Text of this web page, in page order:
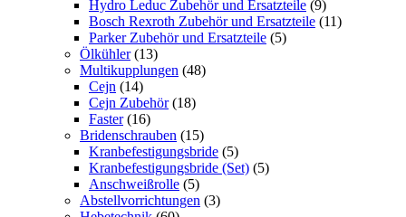
Hydro Leduc Zubehör und Ersatzteile (9)
Bosch Rexroth Zubehör und Ersatzteile (11)
Parker Zubehör und Ersatzteile (5)
Ölkühler (13)
Multikupplungen (48)
Cejn (14)
Cejn Zubehör (18)
Faster (16)
Bridenschrauben (15)
Kranbefestigungsbride (5)
Kranbefestigungsbride (Set) (5)
Anschweißrolle (5)
Abstellvorrichtungen (3)